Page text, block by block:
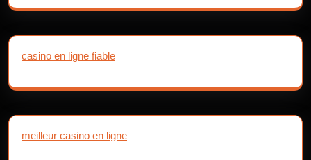
casino en ligne fiable
meilleur casino en ligne